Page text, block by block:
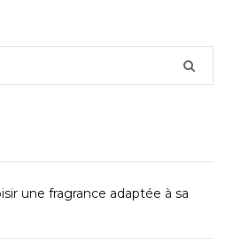
une fragrance adaptée à sa